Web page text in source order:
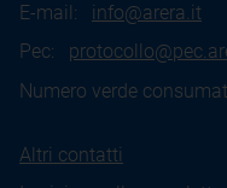
E-mail: info@arera.it
Pec:
Numero verde
Altri contatti